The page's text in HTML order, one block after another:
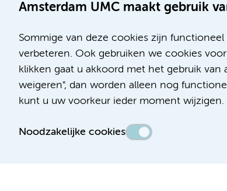
Amsterdam UMC maakt gebruik
Sommige van deze cookies zijn
verbeteren. Ook gebruiken we cookies
klikken gaat u akkoord met het gebruik
weigeren", dan worden alleen nog
kunt u uw voorkeur ieder moment wijzigen.
Noodzakelijke cookies